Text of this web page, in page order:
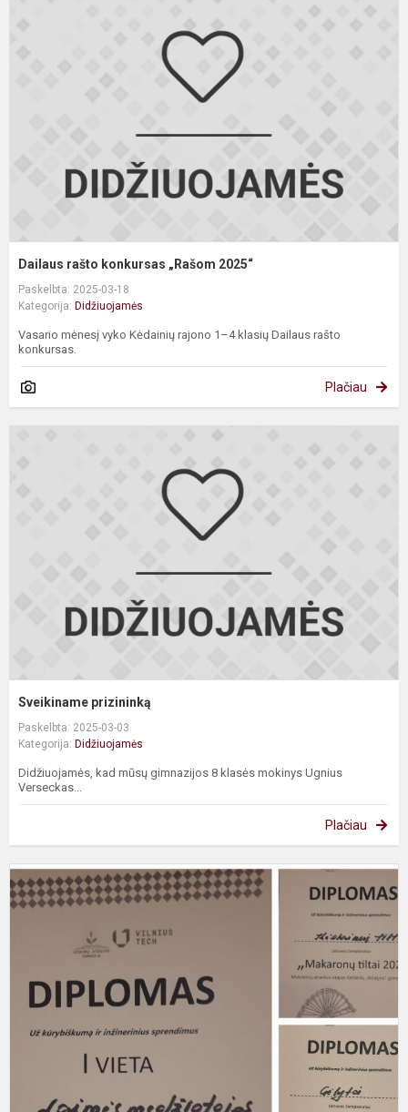
Dailaus rašto konkursas „Rašom 2025“
Paskelbta: 2025-03-18
Kategorija: Didžiuojamės
Vasario mėnesį vyko Kėdainių rajono 1–4 klasių Dailaus rašto
konkursas.
Plačiau
Sveikiname prizininką
Paskelbta: 2025-03-03
Kategorija: Didžiuojamės
Didžiuojamės, kad mūsų gimnazijos 8 klasės mokinys Ugnius
Verseckas...
Plačiau